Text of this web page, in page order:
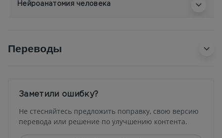
Нейроанатомия человека
Переводы
Заметили ошибку?
Не стесняйтесь предложить поправку, свою версию
перевода или решение по улучшению контента.